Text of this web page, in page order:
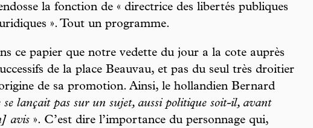
la fonction de « directrice des libertés publiques
». Tout un programme.
ce papier que notre vedette du jour a la cote auprès
de la place Beauvau, et pas du seul très droitier
de sa promotion. Ainsi, le hollandien Bernard
se lançait pas sur un sujet, aussi politique soit-il, avant
avis ». C’est dire l’importance du personnage qui,